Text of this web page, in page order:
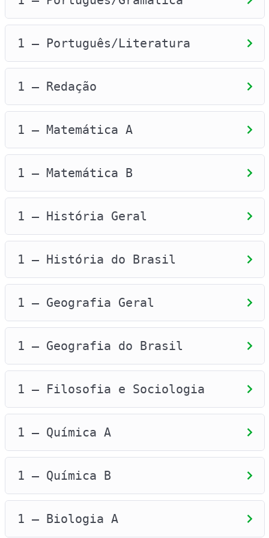
diversas universidades públicas em todo o
VAGAS EM ESCOLAS TÉCNICAS: SISUTEC
O Sisutec (Sistema de Seleção Unificada da
processo seletivo realizado semestralmente.
Dependendo do seu resultado do Enem, você
pode conquistar vagas para cursos técnicos
educação profissional e tecnológica
VAGAS EM UNIVERSIDADES PARTICULARES COM
BOLSA DE ESTUDOS: PROUNI
Para estudar em uma instituição de ensino
superior particular, de acordo com a sua
nota no Enem, você poderá se inscrever no
ProUni, desde que tenha concluído seu
ensino médio em escola pública ou em escola
particular como bolsista.
FINANCIAMENTO DO SEU CURSO SUPERIOR: FIES
Se você não tiver o perfil exigido pelo
ProUni, você poderá utilizar o Fies, que é
o sistema de financiamento de estudos em
que você paga uma parte enquanto estuda e
outra parte após a conclusão do curso. Para
ter acesso ao Fies, também é necessário
PROGRAMA CIÊNCIA SEM FRONTEIRAS
É um programa que busca promover a
1 – Português/Literatura
1 – Redação
1 – Matemática A
1 – Matemática B
1 – História Geral
1 – História do Brasil
1 – Geografia Geral
1 – Geografia do Brasil
1 – Filosofia e Sociologia
1 – Química A
1 – Química B
1 – Biologia A